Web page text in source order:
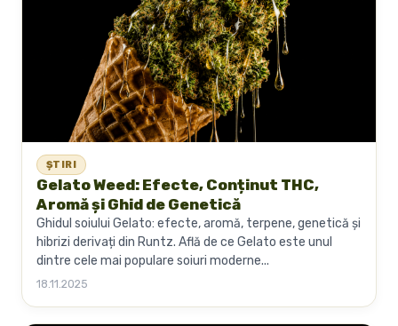
ȘTIRI
Gelato Weed: Efecte, Conținut THC,
Aromă și Ghid de Genetică
Ghidul soiului Gelato: efecte, aromă, terpene, genetică și
hibrizi derivați din Runtz. Află de ce Gelato este unul
dintre cele mai populare soiuri moderne...
18.11.2025